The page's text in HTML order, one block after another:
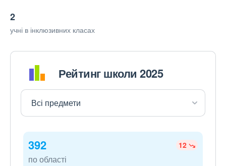
2
учні в інклюзивних класах
Рейтинг школи 2025
392 12
по області